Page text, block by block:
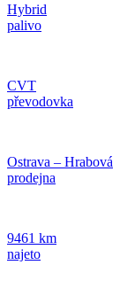
Hybrid
palivo
CVT
převodovka
Ostrava – Hrabová
prodejna
9461 km
najeto